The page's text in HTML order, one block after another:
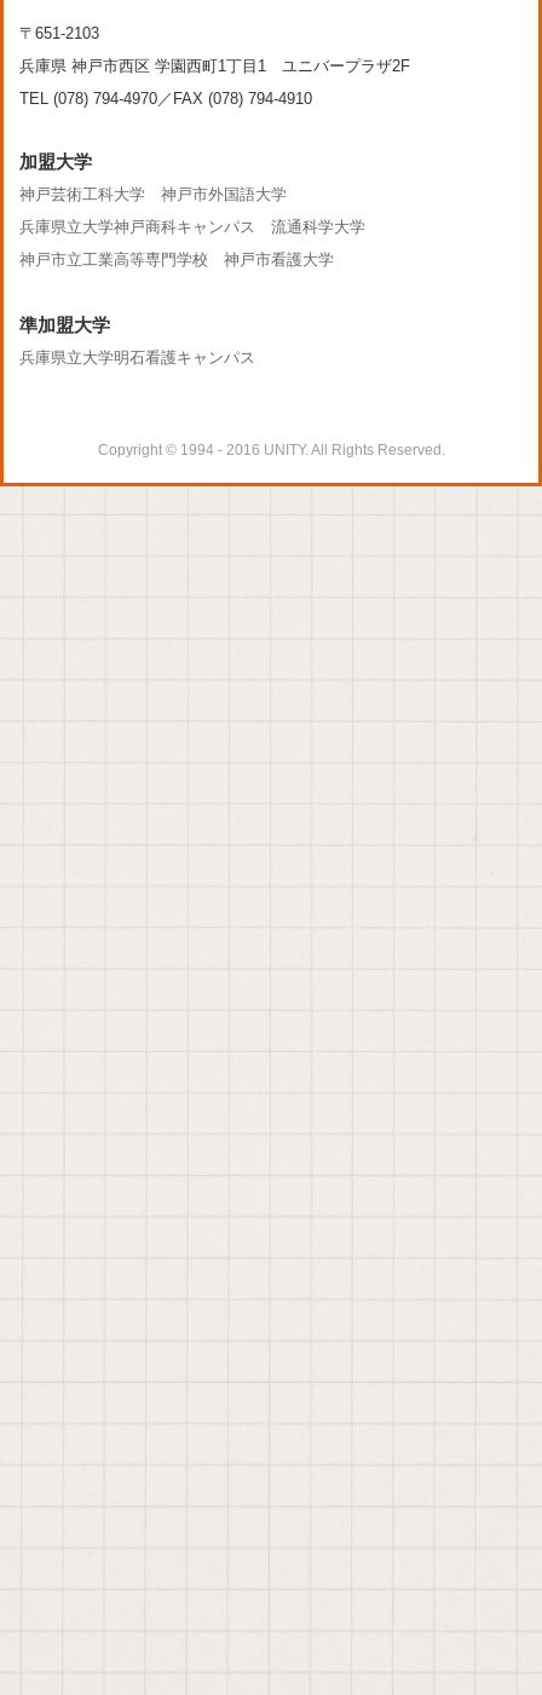
〒651-2103
兵庫県 神戸市西区 学園西町1丁目1 ユニバープラザ2F
TEL (078) 794-4970／FAX (078) 794-4910
加盟大学
神戸芸術工科大学
神戸市外国語大学
兵庫県立大学神戸商科キャンパス
流通科学大学
神戸市立工業高等専門学校
神戸市看護大学
準加盟大学
兵庫県立大学明石看護キャンパス
Copyright © 1994 - 2016 UNITY. All Rights Reserved.